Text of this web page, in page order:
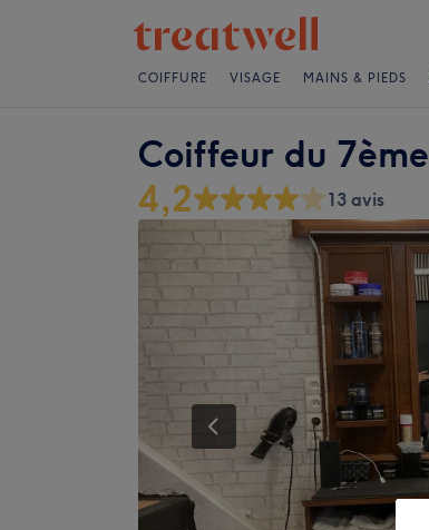
COIFFURE VISAGE MAINS & PIEDS
Coiffeur du 7ème
4,2 13 avis